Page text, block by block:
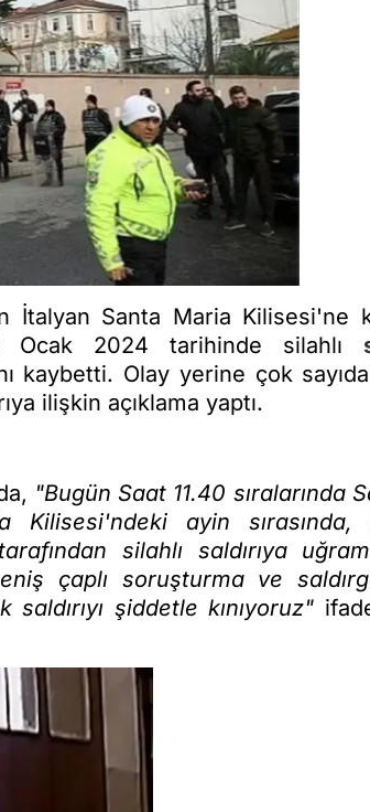
İtalyan Santa Maria Kilisesi'ne
Ocak 2024 tarihinde silahlı
kaybetti. Olay yerine çok
ilişkin açıklama yaptı.
"Bugün Saat 11.40 sıralarında
Kilisesi'ndeki ayin sırasında,
silahlı saldırıya
çaplı soruşturma ve
şiddetle kınıyoruz"